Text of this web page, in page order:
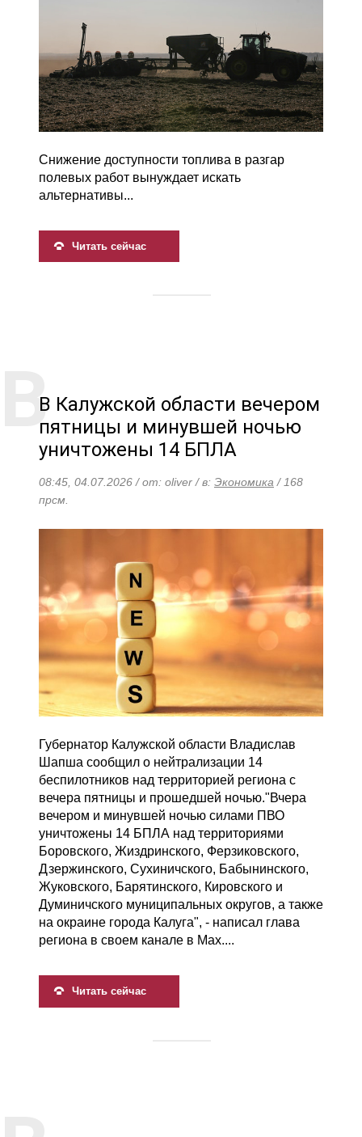
Снижение доступности топлива в разгар
полевых работ вынуждает искать
альтернативы...
Читать сейчас
В Калужской области вечером
пятницы и минувшей ночью
уничтожены 14 БПЛА
08:45, 04.07.2026 / от: oliver / в: Экономика / 168
прсм.
Губернатор Калужской области Владислав
Шапша сообщил о нейтрализации 14
беспилотников над территорией региона с
вечера пятницы и прошедшей ночью."Вчера
вечером и минувшей ночью силами ПВО
уничтожены 14 БПЛА над территориями
Боровского, Жиздринского, Ферзиковского,
Дзержинского, Сухиничского, Бабынинского,
Жуковского, Барятинского, Кировского и
Думиничского муниципальных округов, а также
на окраине города Калуга", - написал глава
региона в своем канале в Мах....
Читать сейчас